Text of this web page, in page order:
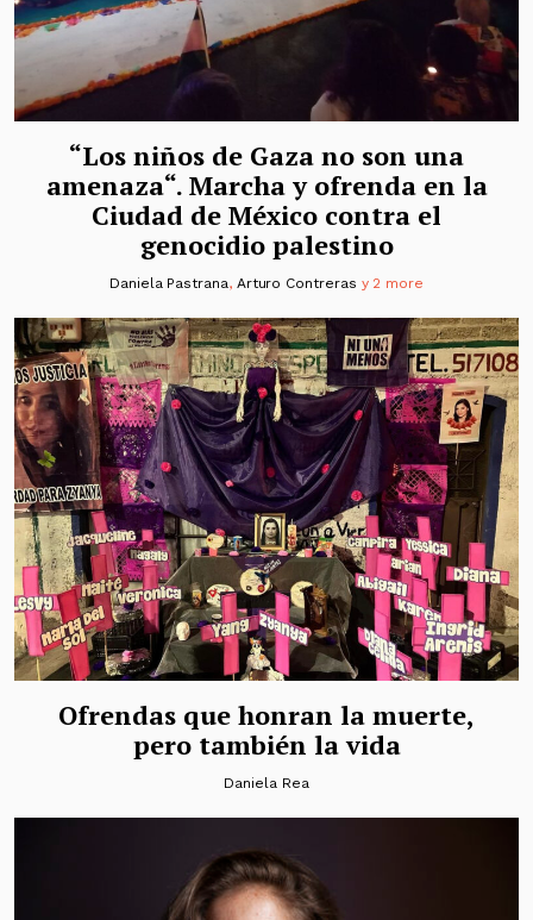
“Los niños de Gaza no son una
amenaza“. Marcha y ofrenda en la
Ciudad de México contra el
genocidio palestino
Daniela Pastrana, Arturo Contreras y 2 more
Ofrendas que honran la muerte,
pero también la vida
Daniela Rea